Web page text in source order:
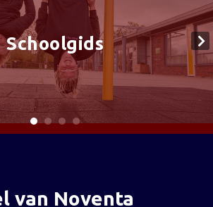
Schoolgids
van Noventa